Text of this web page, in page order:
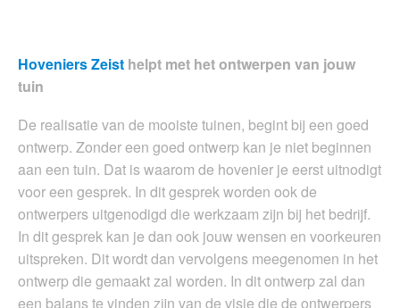
Hoveniers Zeist helpt met het ontwerpen van jouw
tuin
De realisatie van de mooiste tuinen, begint bij een goed
ontwerp. Zonder een goed ontwerp kan je niet beginnen
aan een tuin. Dat is waarom de hovenier je eerst uitnodigt
voor een gesprek. In dit gesprek worden ook de
ontwerpers uitgenodigd die werkzaam zijn bij het bedrijf.
In dit gesprek kan je dan ook jouw wensen en voorkeuren
uitspreken. Dit wordt dan vervolgens meegenomen in het
ontwerp die gemaakt zal worden. In dit ontwerp zal dan
een balans te vinden zijn van de visie die de ontwerpers